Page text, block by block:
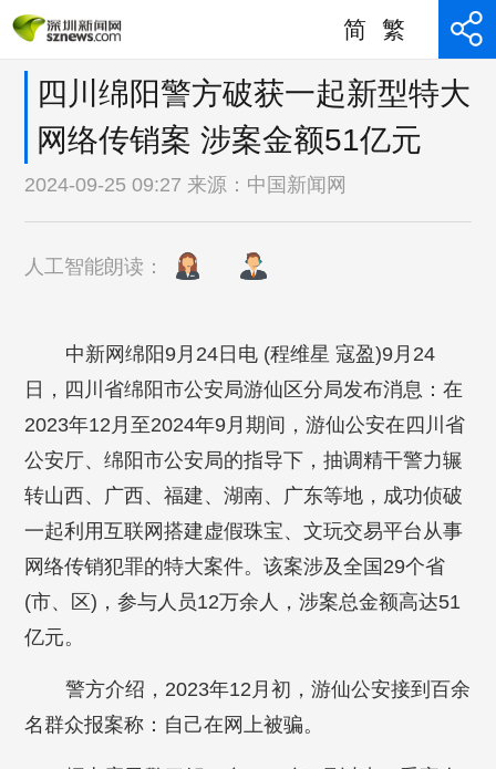
简 繁
四川绵阳警方破获一起新型特大
网络传销案 涉案金额51亿元
2024-09-25 09:27 来源： 中国新闻网
人工智能朗读：
中新网绵阳9月24日电 (程维星 寇盈)9月24
日，四川省绵阳市公安局游仙区分局发布消息：在
2023年12月至2024年9月期间，游仙公安在四川省
公安厅、绵阳市公安局的指导下，抽调精干警力辗
转山西、广西、福建、湖南、广东等地，成功侦破
一起利用互联网搭建虚假珠宝、文玩交易平台从事
网络传销犯罪的特大案件。该案涉及全国29个省
(市、区)，参与人员12万余人，涉案总金额高达51
亿元。
警方介绍，2023年12月初，游仙公安接到百余
名群众报案称：自己在网上被骗。